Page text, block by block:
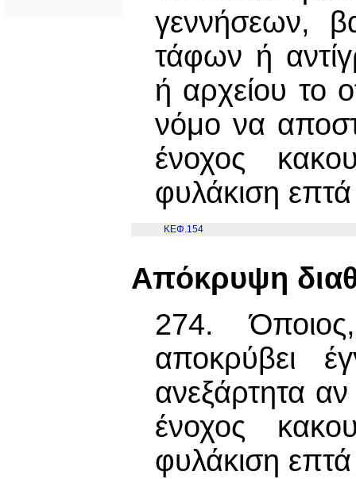
γεννήσεων,
τάφων ή
ή αρχείου το
νόμο να
ένοχος
φυλάκιση
ΚΕΦ.154
Απόκρυψη
274.
αποκρύβει
ανεξάρτητα αν
ένοχος
φυλάκιση